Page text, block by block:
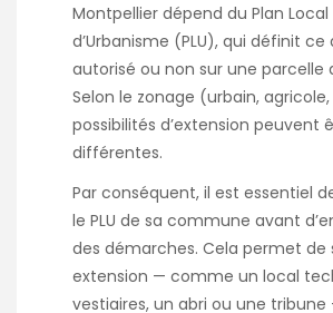
Montpellier dépend du Plan Local
d’Urbanisme (PLU), qui définit ce
autorisé ou non sur une parcelle
Selon le zonage (urbain,
possibilités d’extension peuvent
différentes.
Par conséquent, il est essentiel
le PLU de sa commune avant
des démarches. Cela permet de
extension — comme un local
vestiaires, un abri ou une